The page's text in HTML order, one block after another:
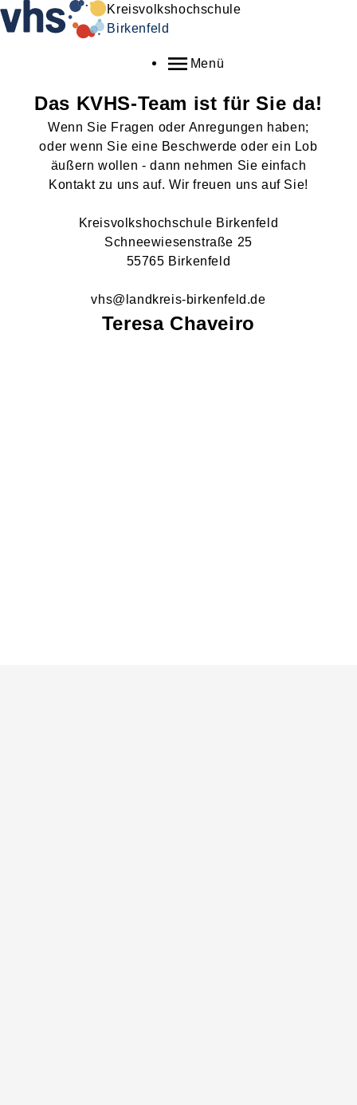
Kreisvolkshochschule
Birkenfeld
Menü
Das KVHS-Team ist für Sie da!
Wenn Sie Fragen oder Anregungen haben;
oder wenn Sie eine Beschwerde oder ein Lob
äußern wollen - dann nehmen Sie einfach
Kontakt zu uns auf. Wir freuen uns auf Sie!
Kreisvolkshochschule Birkenfeld
Schneewiesenstraße 25
55765 Birkenfeld
vhs@landkreis-birkenfeld.de
Teresa Chaveiro